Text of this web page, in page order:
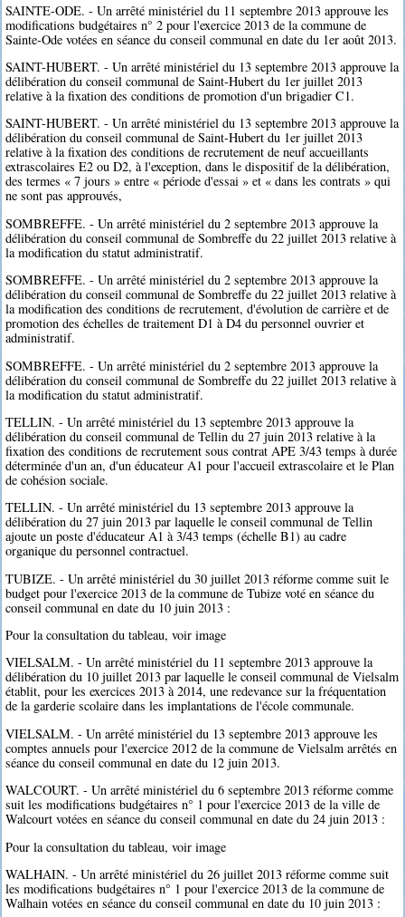
SAINTE-ODE. - Un arrêté ministériel du 11 septembre 2013 approuve les
modifications budgétaires n° 2 pour l'exercice 2013 de la commune de
Sainte-Ode votées en séance du conseil communal en date du 1er août 2013.
SAINT-HUBERT. - Un arrêté ministériel du 13 septembre 2013 approuve la
délibération du conseil communal de Saint-Hubert du 1er juillet 2013
relative à la fixation des conditions de promotion d'un brigadier C1.
SAINT-HUBERT. - Un arrêté ministériel du 13 septembre 2013 approuve la
délibération du conseil communal de Saint-Hubert du 1er juillet 2013
relative à la fixation des conditions de recrutement de neuf accueillants
extrascolaires E2 ou D2, à l'exception, dans le dispositif de la délibération,
des termes « 7 jours » entre « période d'essai » et « dans les contrats » qui
ne sont pas approuvés,
SOMBREFFE. - Un arrêté ministériel du 2 septembre 2013 approuve la
délibération du conseil communal de Sombreffe du 22 juillet 2013 relative à
la modification du statut administratif.
SOMBREFFE. - Un arrêté ministériel du 2 septembre 2013 approuve la
délibération du conseil communal de Sombreffe du 22 juillet 2013 relative à
la modification des conditions de recrutement, d'évolution de carrière et de
promotion des échelles de traitement D1 à D4 du personnel ouvrier et
administratif.
SOMBREFFE. - Un arrêté ministériel du 2 septembre 2013 approuve la
délibération du conseil communal de Sombreffe du 22 juillet 2013 relative à
la modification du statut administratif.
TELLIN. - Un arrêté ministériel du 13 septembre 2013 approuve la
délibération du conseil communal de Tellin du 27 juin 2013 relative à la
fixation des conditions de recrutement sous contrat APE 3/43 temps à durée
déterminée d'un an, d'un éducateur A1 pour l'accueil extrascolaire et le Plan
de cohésion sociale.
TELLIN. - Un arrêté ministériel du 13 septembre 2013 approuve la
délibération du 27 juin 2013 par laquelle le conseil communal de Tellin
ajoute un poste d'éducateur A1 à 3/43 temps (échelle B1) au cadre
organique du personnel contractuel.
TUBIZE. - Un arrêté ministériel du 30 juillet 2013 réforme comme suit le
budget pour l'exercice 2013 de la commune de Tubize voté en séance du
conseil communal en date du 10 juin 2013 :
Pour la consultation du tableau, voir image
VIELSALM. - Un arrêté ministériel du 11 septembre 2013 approuve la
délibération du 10 juillet 2013 par laquelle le conseil communal de Vielsalm
établit, pour les exercices 2013 à 2014, une redevance sur la fréquentation
de la garderie scolaire dans les implantations de l'école communale.
VIELSALM. - Un arrêté ministériel du 13 septembre 2013 approuve les
comptes annuels pour l'exercice 2012 de la commune de Vielsalm arrêtés en
séance du conseil communal en date du 12 juin 2013.
WALCOURT. - Un arrêté ministériel du 6 septembre 2013 réforme comme
suit les modifications budgétaires n° 1 pour l'exercice 2013 de la ville de
Walcourt votées en séance du conseil communal en date du 24 juin 2013 :
Pour la consultation du tableau, voir image
WALHAIN. - Un arrêté ministériel du 26 juillet 2013 réforme comme suit
les modifications budgétaires n° 1 pour l'exercice 2013 de la commune de
Walhain votées en séance du conseil communal en date du 10 juin 2013 :